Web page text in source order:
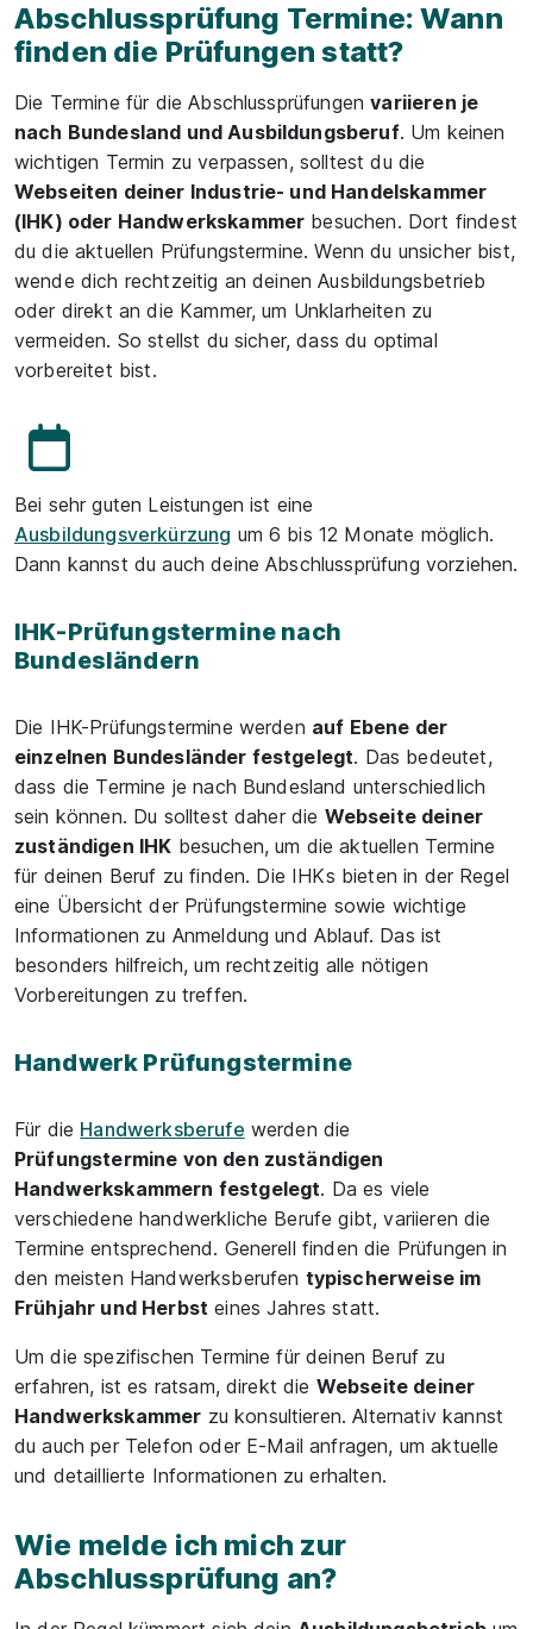
Abschlussprüfung Termine: Wann
finden die Prüfungen statt?
Die Termine für die Abschlussprüfungenvariieren je
nach Bundesland und Ausbildungsberuf. Um keinen
wichtigen Termin zu verpassen, solltest du die
Webseiten deiner Industrie- und Handelskammer
(IHK) oder Handwerkskammer besuchen. Dort findest
du die aktuellen Prüfungstermine. Wenn du unsicher bist,
wende dich rechtzeitig an deinen Ausbildungsbetrieb
oder direkt an die Kammer, um Unklarheiten zu
vermeiden. So stellst du sicher, dass du optimal
vorbereitet bist.
Bei sehr guten Leistungen ist eine
Ausbildungsverkürzung um 6 bis 12 Monate möglich.
Dann kannst du auch deine Abschlussprüfung vorziehen.
IHK-Prüfungstermine nach
Bundesländern
Die IHK-Prüfungstermine werden auf Ebene der
einzelnen Bundesländer festgelegt. Das bedeutet,
dass die Termine je nach Bundesland unterschiedlich
sein können. Du solltest daher die Webseite deiner
zuständigen IHK besuchen, um die aktuellen Termine
für deinen Beruf zu finden. Die IHKs bieten in der Regel
eine Übersicht der Prüfungstermine sowie wichtige
Informationen zu Anmeldung und Ablauf. Das ist
besonders hilfreich, um rechtzeitig alle nötigen
Vorbereitungen zu treffen.
Handwerk Prüfungstermine
Für die Handwerksberufe werden die
Prüfungstermine von den zuständigen
Handwerkskammern festgelegt. Da es viele
verschiedene handwerkliche Berufe gibt, variieren die
Termine entsprechend. Generell finden die Prüfungen in
den meisten Handwerksberufen typischerweise im
Frühjahr und Herbst eines Jahres statt.
Um die spezifischen Termine für deinen Beruf zu
erfahren, ist es ratsam, direkt die Webseite deiner
Handwerkskammer zu konsultieren. Alternativ kannst
du auch per Telefon oder E-Mail anfragen, um aktuelle
und detaillierte Informationen zu erhalten.
Wie melde ich mich zur
Abschlussprüfung an?